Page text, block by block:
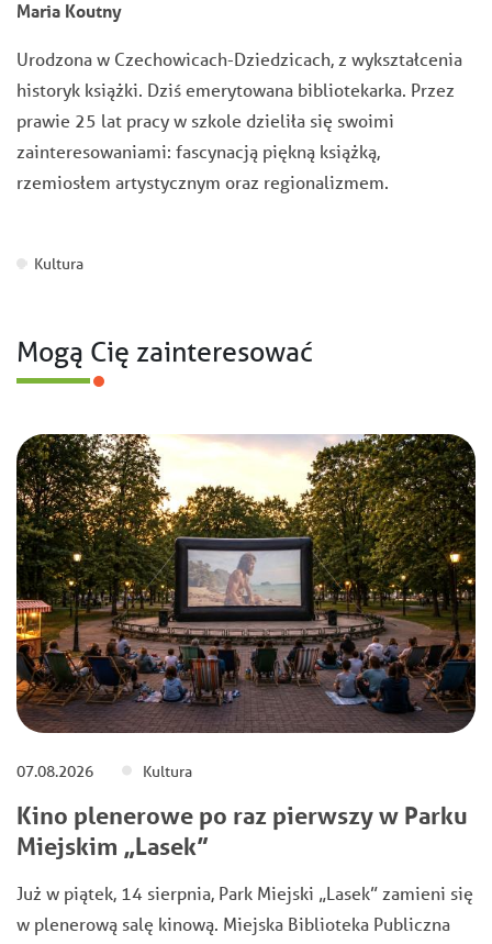
Maria Koutny
Urodzona w Czechowicach-Dziedzicach, z wykształcenia
historyk książki. Dziś emerytowana bibliotekarka. Przez
prawie 25 lat pracy w szkole dzieliła się swoimi
zainteresowaniami: fascynacją piękną książką,
rzemiosłem artystycznym oraz regionalizmem.
Kultura
Mogą Cię zainteresować
07.08.2026 Kultura
Kino plenerowe po raz pierwszy w Parku
Miejskim „Lasek”
Już w piątek, 14 sierpnia, Park Miejski „Lasek” zamieni się
w plenerową salę kinową. Miejska Biblioteka Publiczna